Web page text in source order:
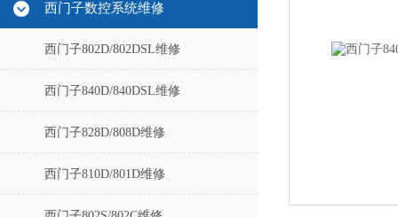
西门子数控系统维修
西门子802D/802DSL维修
西门子840D/840DSL维修
西门子828D/808D维修
西门子810D/801D维修